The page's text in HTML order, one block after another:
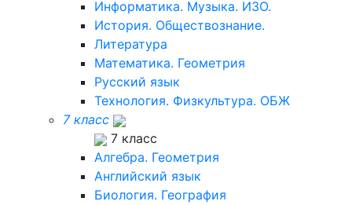
Информатика. Музыка. ИЗО.
История. Обществознание.
Литература
Математика. Геометрия
Русский язык
Технология. Физкультура. ОБЖ
7 класс
7 класс
Алгебра. Геометрия
Английский язык
Биология. География